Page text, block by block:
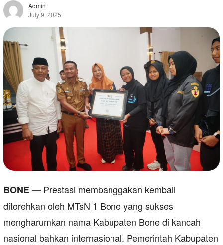
Admin
July 9, 2025
BONE — Prestasi membanggakan kembali
ditorehkan oleh MTsN 1 Bone yang sukses
mengharumkan nama Kabupaten Bone di kancah
nasional bahkan internasional. Pemerintah Kabupaten